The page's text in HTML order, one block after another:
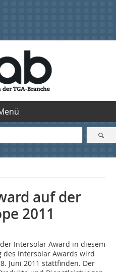
auf der
2011
Intersolar Award in diesem
des Intersolar Awards wird
Juni 2011 stattfinden. Der